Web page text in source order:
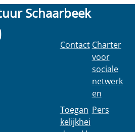
Schaarbeek
Contact
Toegan
kelijkhei
Charter
voor
sociale
netwerk
en
Pers